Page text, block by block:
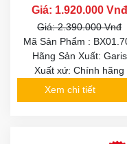
Giá: 1.920.000 Vnđ
Giá: 2.390.000 Vnđ
Mã Sản Phẩm :
Hãng Sản Xuất: Garis
Xuất xứ: Chính hãng
Xem chi tiết